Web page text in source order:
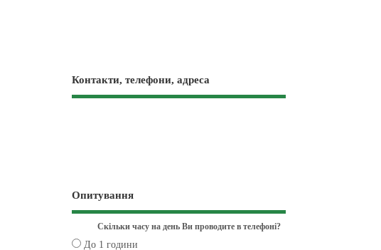
Контакти, телефони, адреса
Опитування
Скільки часу на день Ви проводите в телефоні?
До 1 години